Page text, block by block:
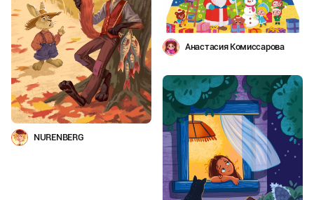
Анастасия Комиссарова
NURENBERG